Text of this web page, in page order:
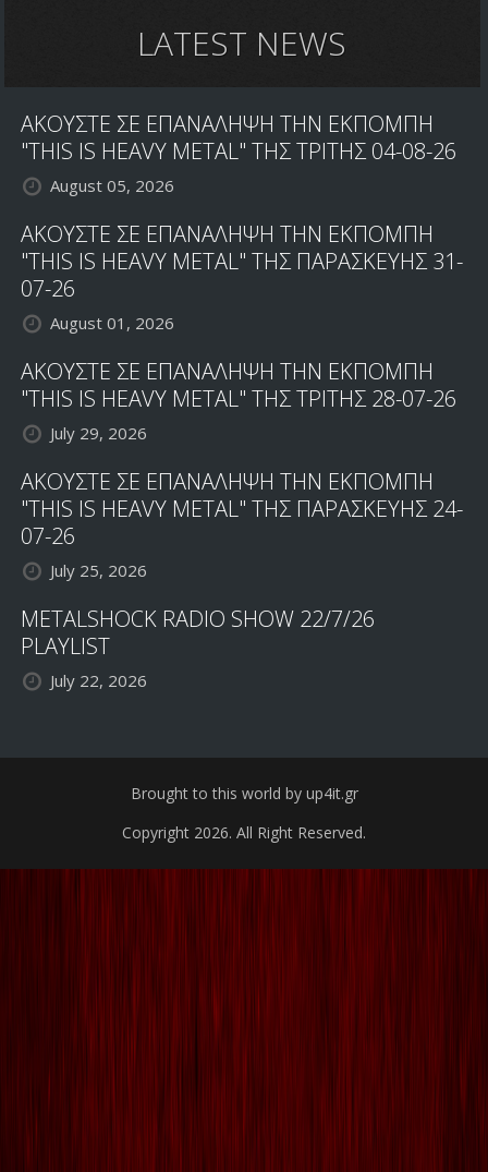
LATEST NEWS
ΑΚΟΥΣΤΕ ΣΕ ΕΠΑΝΑΛΗΨΗ ΤΗΝ ΕΚΠΟΜΠΗ
"THIS IS HEAVY METAL" ΤΗΣ ΤΡΙΤΗΣ 04-08-26
August 05, 2026
ΑΚΟΥΣΤΕ ΣΕ ΕΠΑΝΑΛΗΨΗ ΤΗΝ ΕΚΠΟΜΠΗ
"THIS IS HEAVY METAL" ΤΗΣ ΠΑΡΑΣΚΕΥΗΣ 31-
07-26
August 01, 2026
ΑΚΟΥΣΤΕ ΣΕ ΕΠΑΝΑΛΗΨΗ ΤΗΝ ΕΚΠΟΜΠΗ
"THIS IS HEAVY METAL" ΤΗΣ ΤΡΙΤΗΣ 28-07-26
July 29, 2026
ΑΚΟΥΣΤΕ ΣΕ ΕΠΑΝΑΛΗΨΗ ΤΗΝ ΕΚΠΟΜΠΗ
"THIS IS HEAVY METAL" ΤΗΣ ΠΑΡΑΣΚΕΥΗΣ 24-
07-26
July 25, 2026
METALSHOCK RADIO SHOW 22/7/26
PLAYLIST
July 22, 2026
Brought to this world by up4it.gr
Copyright 2026. All Right Reserved.